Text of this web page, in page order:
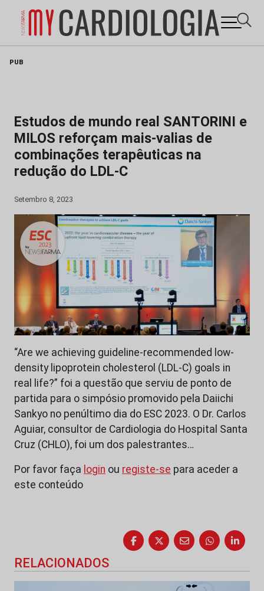
PUB
Estudos de mundo real SANTORINI e
MILOS reforçam mais-valias de
combinações terapêuticas na
redução do LDL-C
Setembro 8, 2023
“Are we achieving guideline-recommended low-
density lipoprotein cholesterol (LDL-C) goals in
real life?” foi a questão que serviu de ponto de
partida para o simpósio promovido pela Daiichi
Sankyo no penúltimo dia do ESC 2023. O Dr. Carlos
Aguiar, consultor de Cardiologia do Hospital Santa
Cruz (CHLO), foi um dos palestrantes…
Por favor faça login ou registe-se para aceder a
este conteúdo
RELACIONADOS